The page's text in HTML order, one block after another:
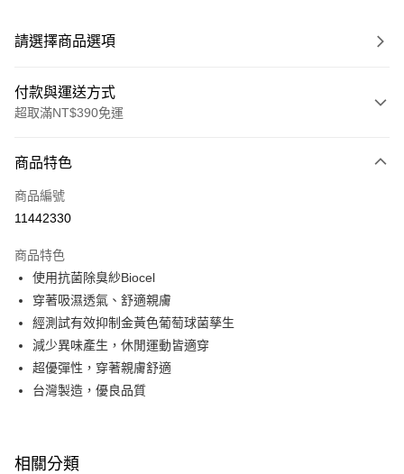
請選擇商品選項
付款與運送方式
超取滿NT$390免運
POYA支付
信用卡一次付款
LINE Pay
Apple Pay
街口支付
悠遊付
相關說明
商品特色
商品編號
11442330
商品特色
使用抗菌除臭紗Biocel
穿著吸濕透氣、舒適親膚
經測試有效抑制金黃色葡萄球菌孳生
減少異味產生，休閒運動皆適穿
超優彈性，穿著親膚舒適
台灣製造，優良品質
相關分類